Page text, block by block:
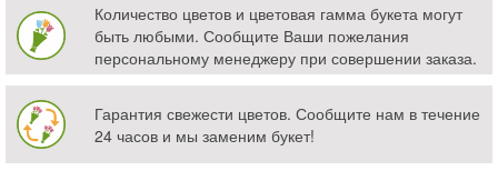
Количество цветов и цветовая гамма букета могут
быть любыми. Сообщите Ваши пожелания
персональному менеджеру при совершении заказа.
Гарантия свежести цветов. Сообщите нам в течение
24 часов и мы заменим букет!